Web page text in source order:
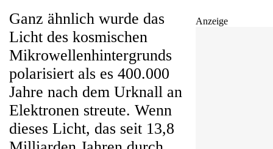
Anzeige
Ganz ähnlich wurde das
Licht des kosmischen
Mikrowellenhintergrunds
polarisiert als es 400.000
Jahre nach dem Urknall an
Elektronen streute. Wenn
dieses Licht, das seit 13,8